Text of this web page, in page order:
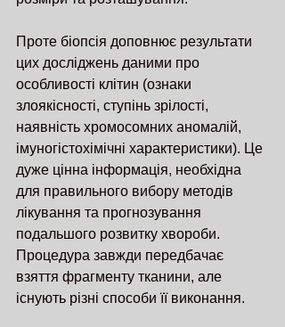
Проте біопсія доповнює результати
цих досліджень даними про
особливості клітин (ознаки
злоякісності, ступінь зрілості,
наявність хромосомних аномалій,
імуногістохімічні характеристики). Це
дуже цінна інформація, необхідна
для правильного вибору методів
лікування та прогнозування
подальшого розвитку хвороби.
Процедура завжди передбачає
взяття фрагменту тканини, але
існують різні способи її виконання.